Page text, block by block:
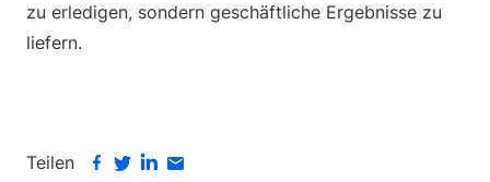
zu erledigen, sondern geschäftliche Ergebnisse zu
liefern.
Teilen